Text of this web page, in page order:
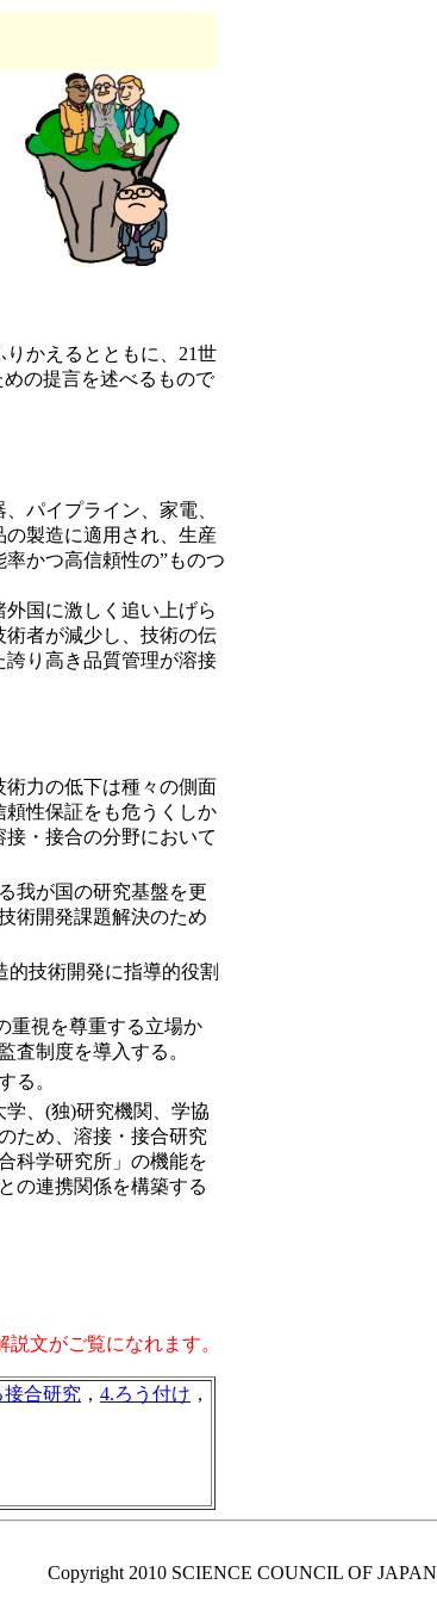
かえるとともに、21世
の提言を述べるもので
パイプライン、家電、
製造に適用され、生産
かつ高信頼性の”ものつ
国に激しく追い上げら
者が減少し、技術の伝
り高き品質管理が溶接
力の低下は種々の側面
性保証をも危うくしか
・接合の分野において
我が国の研究基盤を更
術開発課題解決のため
技術開発に指導的役割
重視を尊重する立場か
査制度を導入する。
る。
、(独)研究機関、学協
ため、溶接・接合研究
科学研究所」の機能を
の連携関係を構築する
文がご覧になれます。
合研究 ， 4.ろう付け ，
Copyright 2010 SCIENCE COUNCIL OF JAPAN